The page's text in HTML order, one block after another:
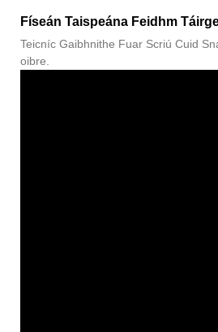
Físeán Taispeána Feidhm
Teicníc Gaibhnithe Fuar Scriú Cuid
oibre.